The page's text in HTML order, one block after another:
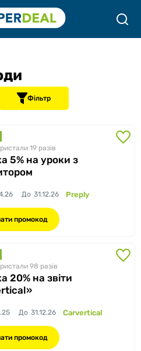
Фільтр
19 разів
5% на уроки з
До 31.12.26 Preply
промокод
98 разів
20% на звіти
До 31.12.26 Carvertical
промокод